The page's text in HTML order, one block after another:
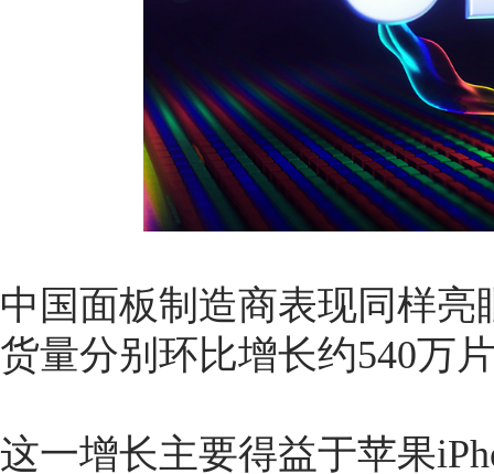
中国面板制造商表现同样
货量分别环比增长约540万
这一增长主要得益于苹果